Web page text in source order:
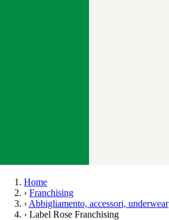
Home
› Franchising
› Abbigliamento, accessori, underwear
› Label Rose Franchising